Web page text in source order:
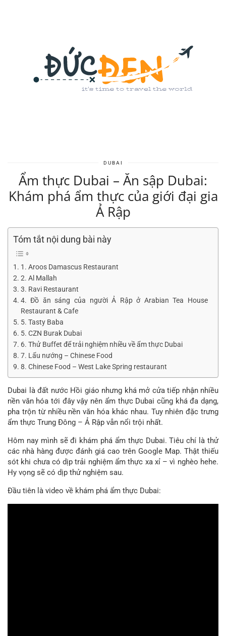
DUBAI
Ẩm thực Dubai – Ăn sập Dubai:
Khám phá ẩm thực của giới đại gia
Ả Rập
Tóm tắt nội dung bài này
1. Aroos Damascus Restaurant
2. Al Mallah
3. Ravi Restaurant
4. Đồ ăn sáng của người Ả Rập ở Arabian Tea House
Restaurant & Cafe
5. Tasty Baba
5. CZN Burak Dubai
6. Thử Buffet để trải nghiệm nhiều về ẩm thực Dubai
7. Lẩu nướng – Chinese Food
8. Chinese Food – West Lake Spring restaurant
Dubai là đất nước Hồi giáo nhưng khá mở cửa tiếp nhận nhiều
nền văn hóa tới đây vậy nên ẩm thực Dubai cũng khá đa dạng,
pha trộn từ nhiều nền văn hóa khác nhau. Tuy nhiên đặc trưng
ẩm thực Trung Đông – Ả Rập vẫn nổi trội nhất.
Hôm nay mình sẽ đi khám phá ẩm thực Dubai. Tiêu chí là thử
các nhà hàng được đánh giá cao trên Google Map. Thật thiếu
sót khi chưa có dịp trải nghiệm ẩm thực xa xỉ – vì nghèo hehe.
Hy vọng sẽ có dịp thử nghiệm sau.
Đầu tiên là video về khám phá ẩm thực Dubai: